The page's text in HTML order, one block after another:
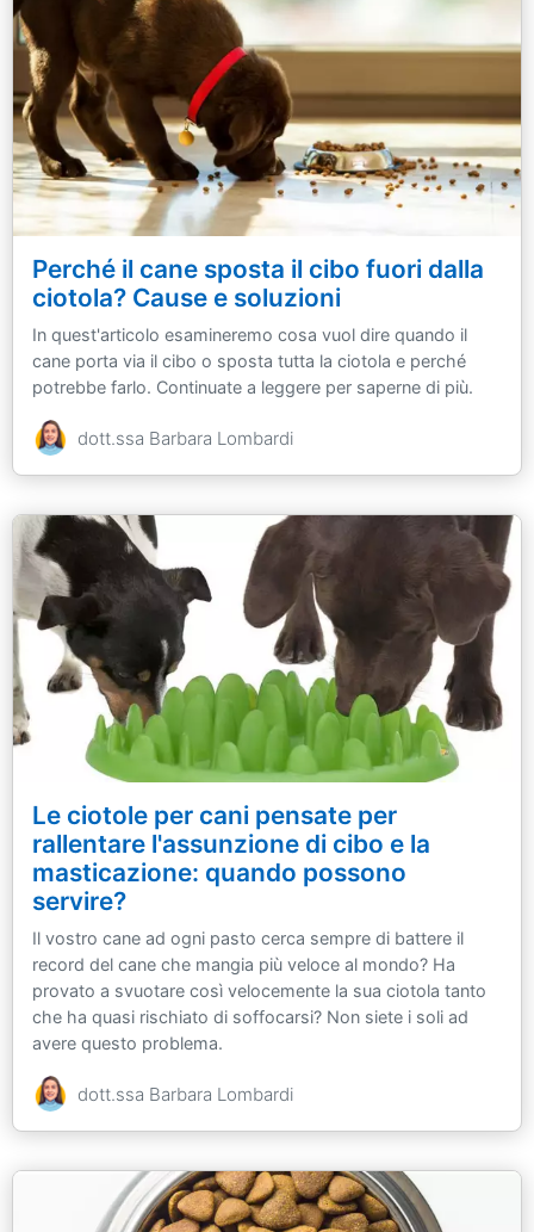
Perché il cane sposta il cibo fuori dalla
ciotola? Cause e soluzioni
In quest'articolo esamineremo cosa vuol dire quando il
cane porta via il cibo o sposta tutta la ciotola e perché
potrebbe farlo. Continuate a leggere per saperne di più.
dott.ssa Barbara Lombardi
Le ciotole per cani pensate per
rallentare l'assunzione di cibo e la
masticazione: quando possono
servire?
Il vostro cane ad ogni pasto cerca sempre di battere il
record del cane che mangia più veloce al mondo? Ha
provato a svuotare così velocemente la sua ciotola tanto
che ha quasi rischiato di soffocarsi? Non siete i soli ad
avere questo problema.
dott.ssa Barbara Lombardi